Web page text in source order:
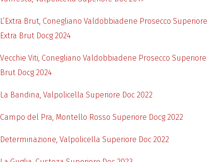
L’Extra Brut, Conegliano Valdobbiadene Prosecco Superiore
Extra Brut Docg 2024
Vecchie Viti, Conegliano Valdobbiadene Prosecco Superiore
Brut Docg 2024
La Bandina, Valpolicella Superiore Doc 2022
Campo del Pra, Montello Rosso Superiore Docg 2022
Determinazione, Valpolicella Superiore Doc 2022